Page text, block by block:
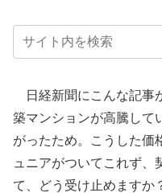
日経新聞にこんな記事
築マンションが高騰して
がったため。こうした価
ュニアがついてこれず、
て、どう受け止めますか